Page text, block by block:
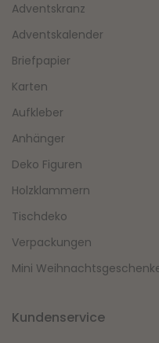
Adventskranz
Adventskalender
Briefpapier
Karten
Aufkleber
Anhänger
Deko Figuren
Holzklammern
Tischdeko
Verpackungen
Mini
Kundenservice